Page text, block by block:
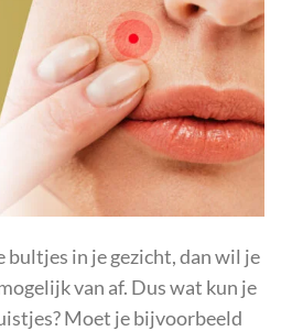
bultjes in je gezicht, dan wil je
van af. Dus wat kun je
Moet je bijvoorbeeld